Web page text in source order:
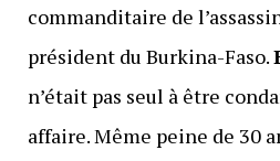
commanditaire de
président du Burkina-Faso.
n’était pas seul à être
affaire. Même peine de 30